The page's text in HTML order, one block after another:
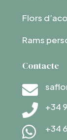
Flors
Rams
Contacte

 +34
 +34